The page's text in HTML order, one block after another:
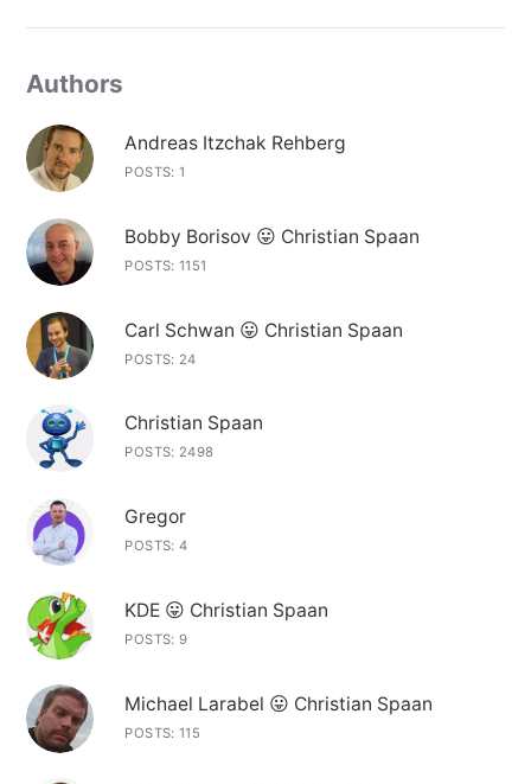
Authors
Andreas Itzchak Rehberg
POSTS: 1
Bobby Borisov 😛 Christian Spaan
POSTS: 1151
Carl Schwan 😛 Christian Spaan
POSTS: 24
Christian Spaan
POSTS: 2498
Gregor
POSTS: 4
KDE 😛 Christian Spaan
POSTS: 9
Michael Larabel 😛 Christian Spaan
POSTS: 115